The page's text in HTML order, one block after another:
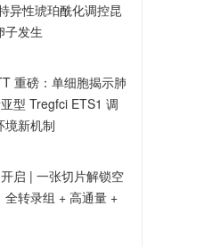
异性琥珀酰化调控昆
子发生
重磅：单细胞揭示肺
型 Tregfci ETS1 调
境新机制
启 | 一张切片解锁空
全转录组 + 高通量 +